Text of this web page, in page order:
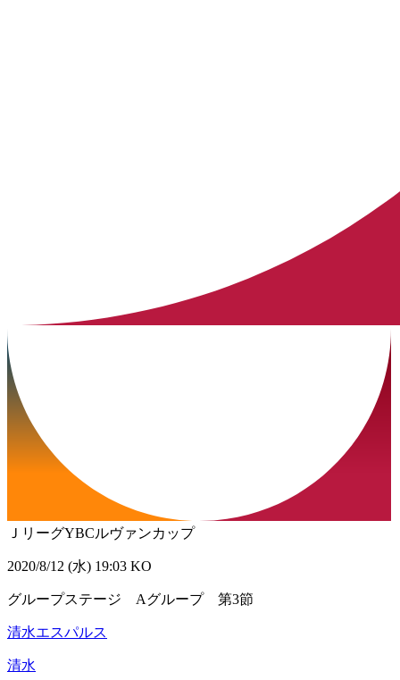
ＪリーグYBCルヴァンカップ
2020/8/12 (水) 19:03 KO
グループステージ Aグループ 第3節
清水エスパルス
清水